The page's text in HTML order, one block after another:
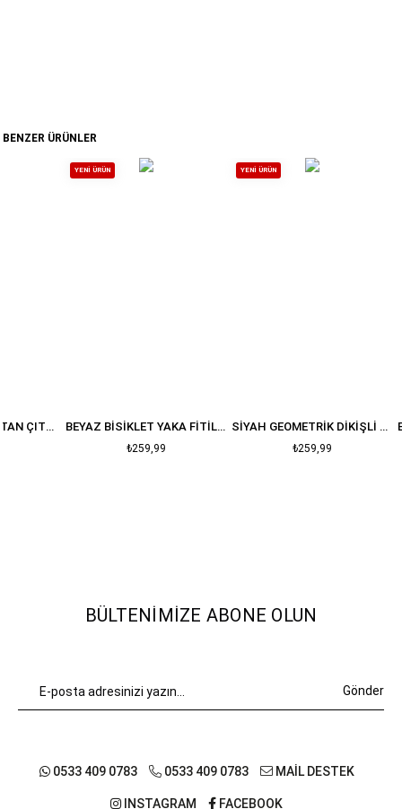
BENZER ÜRÜNLER
BEYAZ FITILLI ALTTAN ÇITÇITLI BODYSUIT BEYAZ BISIKLET YAKA FITILLI BLUZ
₺259,99
YENI ÜRÜN
SIYAH GEOMETRIK DIKIŞLI CROP
₺259,99
YENI ÜRÜN
BÜLTENIMIZE ABONE OLUN
Gönder
0533 409 0783 0533 409 0783 MAİL DESTEK
INSTAGRAM FACEBOOK